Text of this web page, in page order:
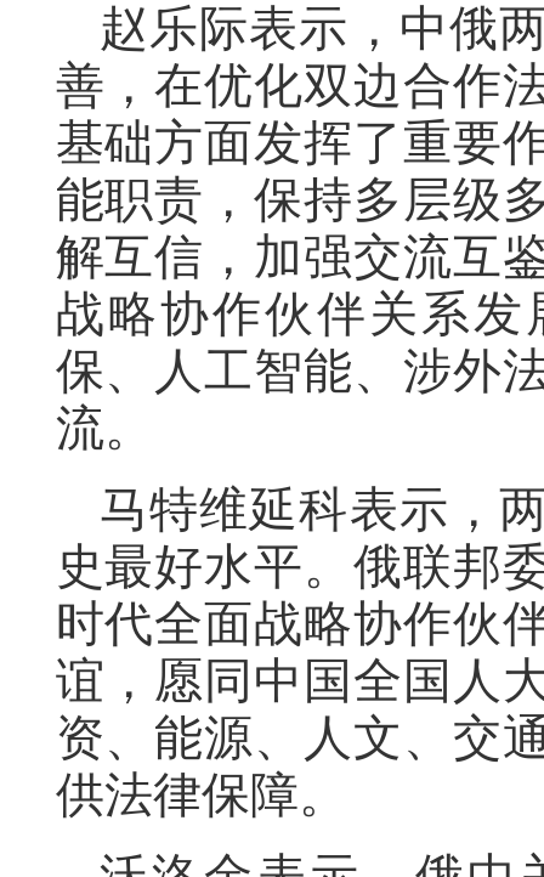
赵乐际表示，中俄
善，在优化双边合作
基础方面发挥了重要
能职责，保持多层级
解互信，加强交流互
战略协作伙伴关系
保、人工智能、涉外
流。
马特维延科表示，
史最好水平。俄联邦
时代全面战略协作伙
谊，愿同中国全国人
资、能源、人文、交
供法律保障。